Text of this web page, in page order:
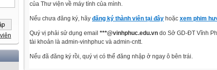
của Thư viện về máy tính của mình.
Nếu chưa đăng ký, hãy đăng ký thành viên tại đây hoặc xem phim
Quý vị phải sử dụng email ***@vinhphuc.edu.vn do Sở GD-ĐT Vĩnh
tài khoản là admin-vinhphuc và admin-cntt.
Nếu đã đăng ký rồi, quý vị có thể đăng nhập ở ngay ô bên trái.